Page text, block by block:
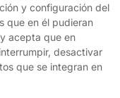
y configuración del
que en él pudieran
acepta que en
desactivar
que se integran en